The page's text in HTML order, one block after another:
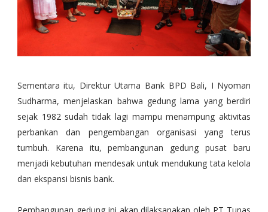
Sementara itu, Direktur Utama Bank BPD Bali, I Nyoman
Sudharma, menjelaskan bahwa gedung lama yang berdiri
sejak 1982 sudah tidak lagi mampu menampung aktivitas
perbankan dan pengembangan organisasi yang terus
tumbuh. Karena itu, pembangunan gedung pusat baru
menjadi kebutuhan mendesak untuk mendukung tata kelola
dan ekspansi bisnis bank.